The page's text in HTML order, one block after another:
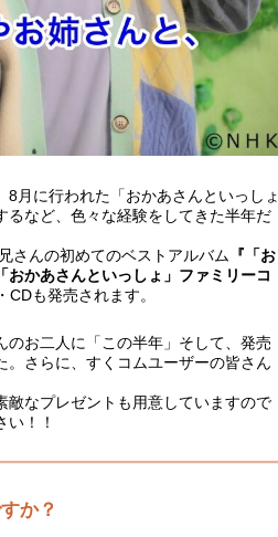
8月に行われた「おかあさんといっしょ
るなど、色々な経験をしてきた半年だ
さんの初めてのベストアルバム 『「お
おかあさんといっしょ」ファミリーコ
も発売されます。
のお二人に「この半年」そして、発売
さらに、すくコムユーザーの皆さん
敵なプレゼントも用意していますので
い！！
か？